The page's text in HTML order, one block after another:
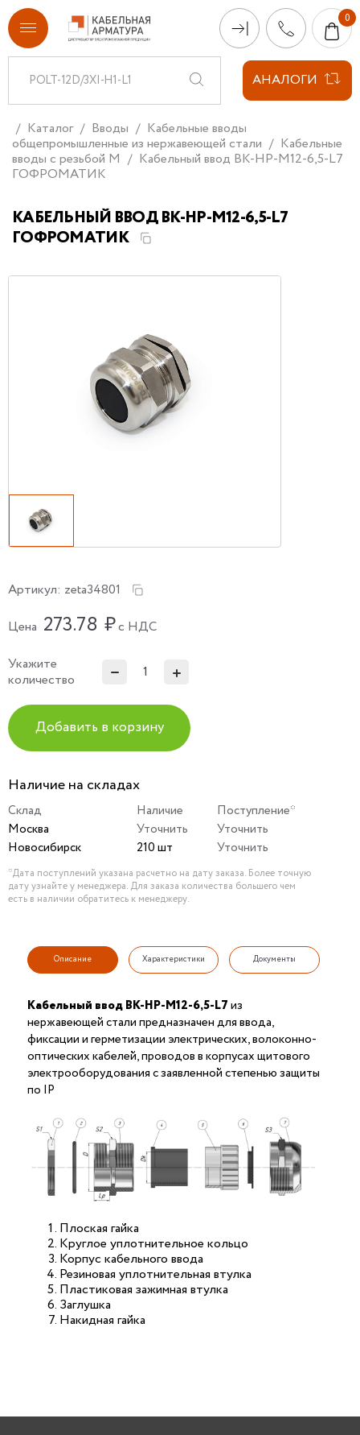
АНАЛОГИ
Каталог Вводы
Кабельные вводы
общепромышленные из нержавеющей стали
Кабельные
вводы с резьбой М
Кабельный ввод ВК-НР-М12-6,5-L7
ГОФРОМАТИК
КАБЕЛЬНЫЙ ВВОД ВК-НР-М12-6,5-L7
ГОФРОМАТИК
Артикул: zeta34801
Цена 273.78 ₽с НДС
Укажите
количество
Добавить в корзину
Наличие на складах
Склад Наличие
Поступление*
Москва
Уточнить
Уточнить
Новосибирск
210 шт Уточнить
*Дата поступлений указана расчетно на дату заказа. Более точную
дату узнайте у менеджера. Для заказа количества большего чем
есть в наличии обратитесь к менеджеру.
Описание Характеристики Документы
Кабельный ввод ВК-НР-М12-6,5-L7из
нержавеющей стали предназначен для ввода,
фиксации и герметизации электрических, волоконно-
оптических кабелей, проводов в корпусах щитового
электрооборудования с заявленной степенью защиты
по IP
Плоская гайка
Круглое уплотнительное кольцо
Корпус кабельного ввода
Резиновая уплотнительная втулка
Пластиковая зажимная втулка
Заглушка
Накидная гайка